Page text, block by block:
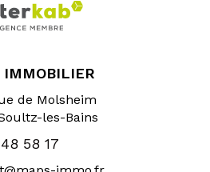
IMMOBILIER
de Molsheim
les-Bains
58 17